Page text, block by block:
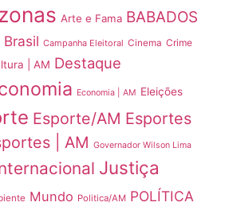
Arte e Fama BABADOS
Brasil Campanha Eleitoral Cinema Crime
| AM Destaque
Economia | AM Eleições
Esporte/AM Esportes
| AM Governador Wilson Lima
Justiça
Mundo Politica/AM POLÍTICA